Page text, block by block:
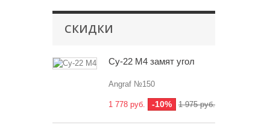
СКИДКИ
Су-22 М4 замят угол
Angraf №150
1 778 руб. -10% 1 975 руб.